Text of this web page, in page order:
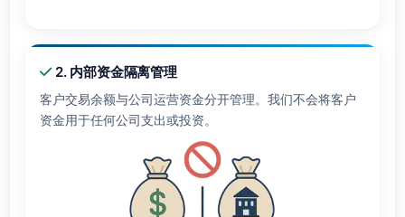
2. 内部资金隔离管理
客户交易余额与公司运营资金分开管理。我们不会将客户
资金用于任何公司支出或投资。